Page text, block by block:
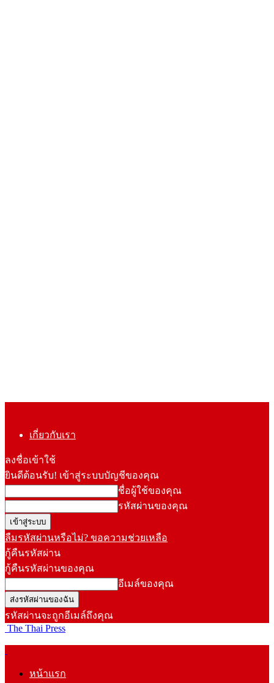
เกี่ยวกับเรา
ลงชื่อเข้าใช้
ยินดีต้อนรับ! เข้าสู่ระบบบัญชีของคุณ
ชื่อผู้ใช้ของคุณ
รหัสผ่านของคุณ
ลืมรหัสผ่านหรือไม่? ขอความช่วยเหลือ
กู้คืนรหัสผ่าน
กู้คืนรหัสผ่านของคุณ
อีเมล์ของคุณ
รหัสผ่านจะถูกอีเมล์ถึงคุณ
The Thai Press
หน้าแรก